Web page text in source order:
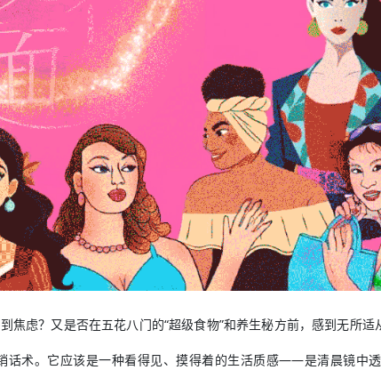
虑？又是否在五花八门的“超级食物”和养生秘方前，感到无所适
话术。它应该是一种看得见、摸得着的生活质感——是清晨镜中